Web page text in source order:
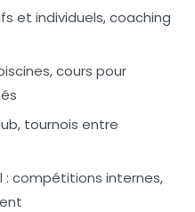
et individuels, coaching
cours pour
tournois entre
: compétitions internes,